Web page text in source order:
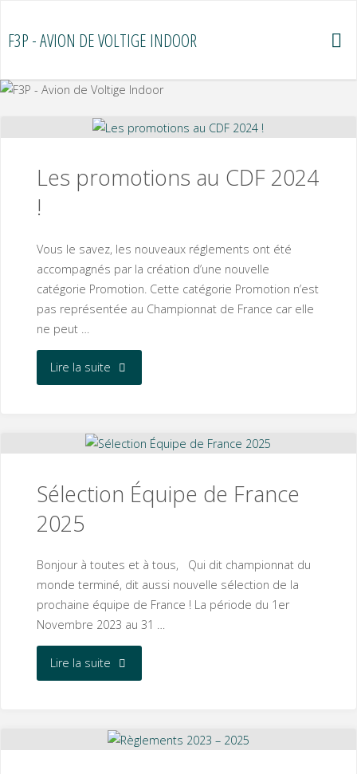
content
F3P - AVION DE VOLTIGE INDOOR
Les promotions au CDF 2024
!
Vous le savez, les nouveaux réglements ont été
accompagnés par la création d’une nouvelle
catégorie Promotion. Cette catégorie Promotion n’est
pas représentée au Championnat de France car elle
ne peut …
Lire la suite"Les
2024
Sélection Équipe de France
2025
Bonjour à toutes et à tous, Qui dit championnat du
monde terminé, dit aussi nouvelle sélection de la
prochaine équipe de France ! La période du 1er
Novembre 2023 au 31 …
Lire la suite"Sélection
de